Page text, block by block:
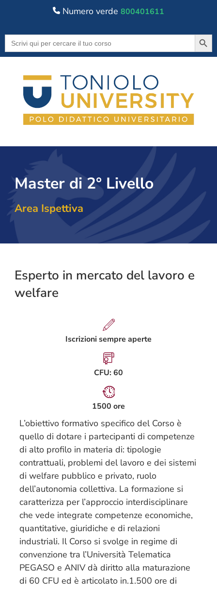
Numero verde 800401611
Search
for:
Master di 2° Livello
Area Ispettiva
Esperto in mercato del lavoro e
welfare
Iscrizioni sempre aperte
CFU: 60
1500 ore
L’obiettivo formativo specifico del Corso è
quello di dotare i partecipanti di competenze
di alto profilo in materia di: tipologie
contrattuali, problemi del lavoro e dei sistemi
di welfare pubblico e privato, ruolo
dell’autonomia collettiva. La formazione si
caratterizza per l’approccio interdisciplinare
che vede integrate competenze economiche,
quantitative, giuridiche e di relazioni
industriali. Il Corso si svolge in regime di
convenzione tra l’Università Telematica
PEGASO e ANIV dà diritto alla maturazione
di 60 CFU ed è articolato in.1.500 ore di